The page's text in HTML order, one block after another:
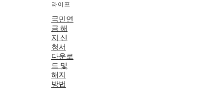
라이프
국민연
금 해
지 신
청서
다운로
드 및
해지
방법